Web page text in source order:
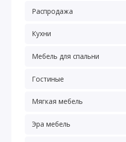
Распродажа
Кухни
Мебель для спальни
Гостиные
Мягкая мебель
Эра мебель